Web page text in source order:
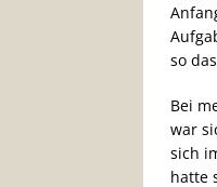
so
Bei
war
sich
hatte